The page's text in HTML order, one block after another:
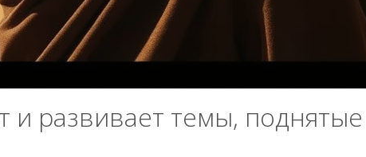
и развивает темы,